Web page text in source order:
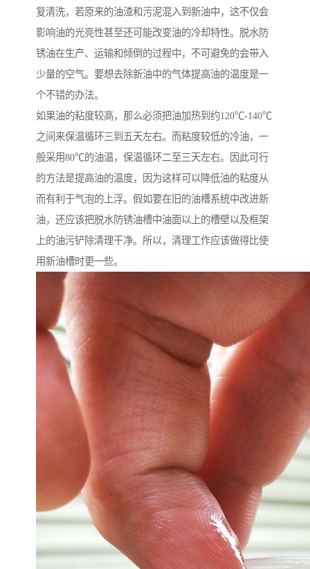
复清洗，若原来的油渣和污泥混入到新油中，这不仅会
影响油的光亮性甚至还可能改变油的冷却特性。脱水防
锈油在生产、运输和倾倒的过程中，不可避免的会带入
少量的空气。要想去除新油中的气体提高油的温度是一
个不错的办法。
如果油的粘度较高，那么必须把油加热到约120℃-140℃
之间来保温循环三到五天左右。而粘度较低的冷油，一
般采用80℃的油温，保温循环二至三天左右。因此可行
的方法是提高油的温度，因为这样可以降低油的粘度从
而有利于气泡的上浮。假如要在旧的油槽系统中改进新
油，还应该把脱水防锈油槽中油面以上的槽壁以及框架
上的油污铲除清理干净。所以，清理工作应该做得比使
用新油槽时更一些。